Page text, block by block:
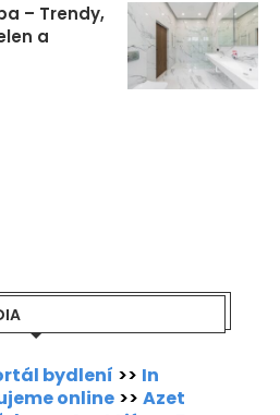
– Trendy,
a
bydlení >> In
online >> Azet